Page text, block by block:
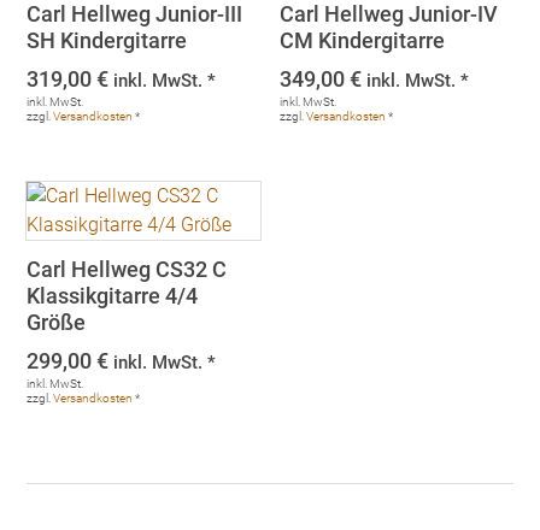
Carl Hellweg Junior-III
SH Kindergitarre
319,00€ inkl. MwSt. *
inkl. MwSt.
zzgl.Versandkosten *
Carl Hellweg Junior-IV
CM Kindergitarre
349,00€ inkl. MwSt. *
inkl. MwSt.
zzgl.Versandkosten *
Carl Hellweg CS32 C
Klassikgitarre 4/4
Größe
299,00€ inkl. MwSt. *
inkl. MwSt.
zzgl.Versandkosten *